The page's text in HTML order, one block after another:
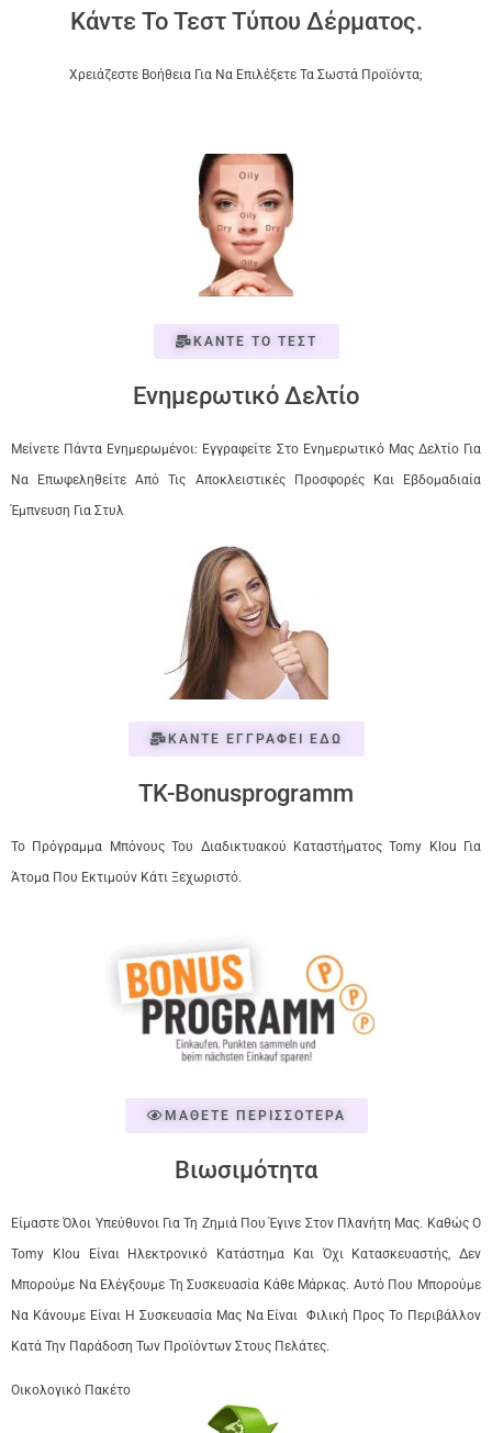
Κάντε Το Τεστ Τύπου Δέρματος.
Χρειάζεστε Βοήθεια Για Να Επιλέξετε Τα Σωστά Προϊόντα;
ΚΑΝΤΕ ΤΟ ΤΕΣΤ
Ενημερωτικό Δελτίο
Μείνετε Πάντα Ενημερωμένοι: Εγγραφείτε Στο Ενημερωτικό Μας Δελτίο Για
Να Επωφεληθείτε Από Τις Αποκλειστικές Προσφορές Και Εβδομαδιαία
Έμπνευση Για Στυλ
ΚΑΝΤΕ ΕΓΓΡΑΦΕΙ ΕΔΩ
TK-Bonusprogramm
Το Πρόγραμμα Μπόνους Του Διαδικτυακού Καταστήματος Tomy Klou Για
Άτομα Που Εκτιμούν Κάτι Ξεχωριστό.
ΜΑΘΕΤΕ ΠΕΡΙΣΣΟΤΕΡΑ
Βιωσιμότητα
Είμαστε Όλοι Υπεύθυνοι Για Τη Ζημιά Που Έγινε Στον Πλανήτη Μας. Καθώς Ο
Tomy Klou Είναι Ηλεκτρονικό Κατάστημα Και Όχι Κατασκευαστής, Δεν
Μπορούμε Να Ελέγξουμε Τη Συσκευασία Κάθε Μάρκας. Αυτό Που Μπορούμε
Να Κάνουμε Είναι Η Συσκευασία Μας Να Είναι Φιλική Προς Το Περιβάλλον
Κατά Την Παράδοση Των Προϊόντων Στους Πελάτες.
Οικολογικό Πακέτο